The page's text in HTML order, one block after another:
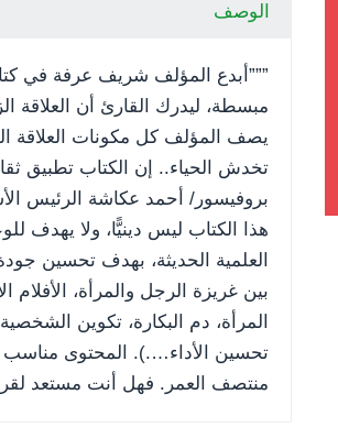
الوصف
”””أبدع المؤلف شريف عرفة في
مبسطة، ليدرك القارئ أن العلاقة
يصف المؤلف كل مكونات العلاقة
تخدش الحياء.. إن الكتاب تطبيق
بروفيسور/ أحمد عكاشة الرئيس
هذا الكتاب ليس دينيًّا، ولا يهدف
العلمية الحديثة، بهدف تحسين
بين غريزة الرجل والمرأة، الأفلام
المرأة، دم البكارة، تكوين
تحسين الأداء….). المحتوى مناسب
منتصف العمر. فهل أنت مستعد